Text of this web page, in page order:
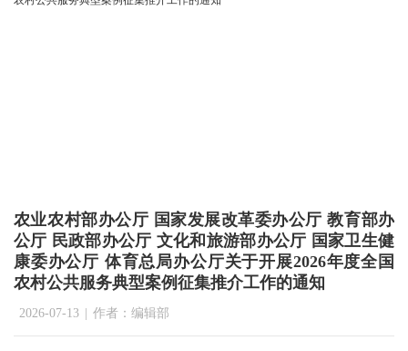
农业农村部办公厅 国家发展改革委办公厅 教育部办
公厅 民政部办公厅 文化和旅游部办公厅 国家卫生健
康委办公厅 体育总局办公厅关于开展2026年度全国
农村公共服务典型案例征集推介工作的通知
2026-07-13 | 作者：编辑部